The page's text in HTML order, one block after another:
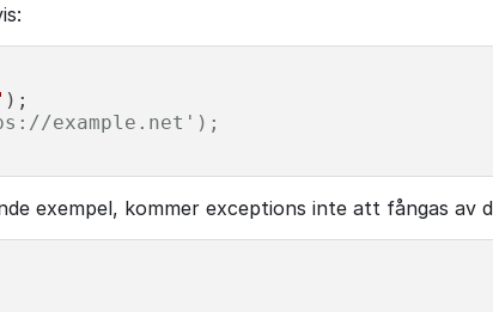
);
example.net');
exempel, kommer exceptions inte att fångas av